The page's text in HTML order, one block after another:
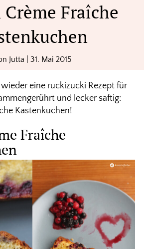
Crème Fraîche
Jutta 31. Mai 2015
eine ruckizucki Rezept für
und lecker saftig:
Kastenkuchen!
Fraîche